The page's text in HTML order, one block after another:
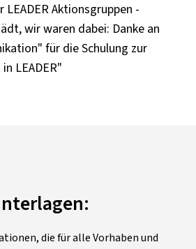
Aktionsgruppen -
wir waren dabei: Danke an
für die Schulung zur
LEADER"
die für alle Vorhaben und